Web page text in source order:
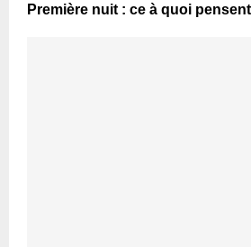
Première nuit : ce à quoi